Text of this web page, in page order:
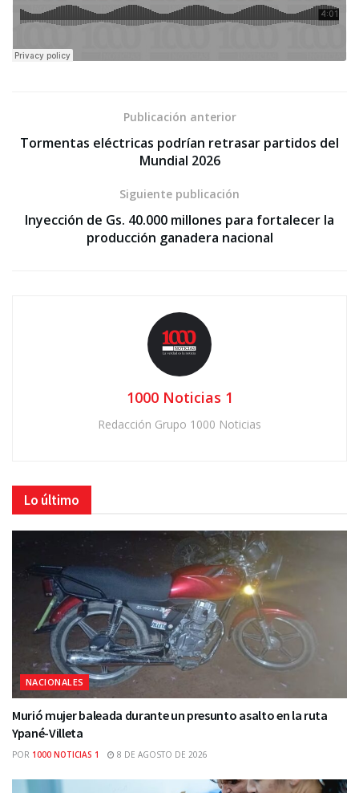
Publicación anterior
Tormentas eléctricas podrían retrasar partidos del
Mundial 2026
Siguiente publicación
Inyección de Gs. 40.000 millones para fortalecer la
producción ganadera nacional
1000 Noticias 1
Redacción Grupo 1000 Noticias
Lo último
NACIONALES
Murió mujer baleada durante un presunto asalto en la ruta
Ypané-Villeta
POR 1000 NOTICIAS 1 8 DE AGOSTO DE 2026